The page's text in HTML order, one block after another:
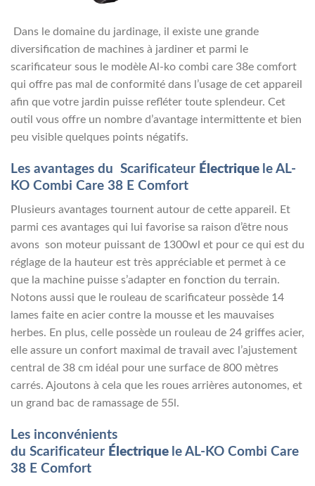
Dans le domaine du jardinage, il existe une grande
diversification de machines à jardiner et parmi le
scarificateur sous le modèle Al-ko combi care 38e comfort
qui offre pas mal de conformité dans l’usage de cet appareil
afin que votre jardin puisse refléter toute splendeur. Cet
outil vous offre un nombre d’avantage intermittente et bien
peu visible quelques points négatifs.
Les avantages du Scarificateur Électrique le AL-
KO Combi Care 38 E Comfort
Plusieurs avantages tournent autour de cette appareil. Et
parmi ces avantages qui lui favorise sa raison d’être nous
avons son moteur puissant de 1300wl et pour ce qui est du
réglage de la hauteur est très appréciable et permet à ce
que la machine puisse s’adapter en fonction du terrain.
Notons aussi que le rouleau de scarificateur possède 14
lames faite en acier contre la mousse et les mauvaises
herbes. En plus, celle possède un rouleau de 24 griffes acier,
elle assure un confort maximal de travail avec l’ajustement
central de 38 cm idéal pour une surface de 800 mètres
carrés. Ajoutons à cela que les roues arrières autonomes, et
un grand bac de ramassage de 55l.
Les inconvénients
du Scarificateur Électrique le AL-KO Combi Care
38 E Comfort